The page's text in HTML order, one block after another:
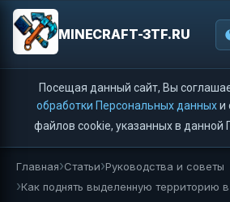
MINECRAFT-3TF.RU
Посещая данный сайт, Вы
обработки Персональных данныхи
файлов cookie, указанных в данной
Главная Статьи Руководства и советы
Как поднять выделенную территорию